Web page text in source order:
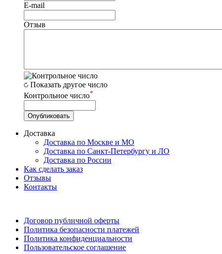
E-mail
Отзыв
Показать другое число
Контрольное число*
Доставка
Доставка по Москве и МО
Доставка по Санкт-Петербургу и ЛО
Доставка по России
Как сделать заказ
Отзывы
Контакты
Договор публичной оферты
Политика безопасности платежей
Политика конфиденциальности
Пользовательское соглашение